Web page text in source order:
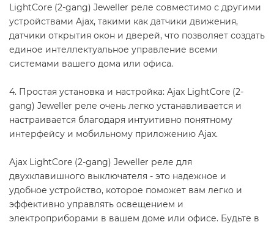
LightCore (2-gang) Jeweller реле совместимо с другими
устройствами Ajax, такими как датчики движения,
датчики открытия окон и дверей, что позволяет создать
единое интеллектуальное управление всеми
системами вашего дома или офиса.
4. Простая установка и настройка: Ajax LightCore (2-
gang) Jeweller реле очень легко устанавливается и
настраивается благодаря интуитивно понятному
интерфейсу и мобильному приложению Ajax.
Ajax LightCore (2-gang) Jeweller реле для
двухклавишного выключателя - это надежное и
удобное устройство, которое поможет вам легко и
эффективно управлять освещением и
электроприборами в вашем доме или офисе. Будьте в